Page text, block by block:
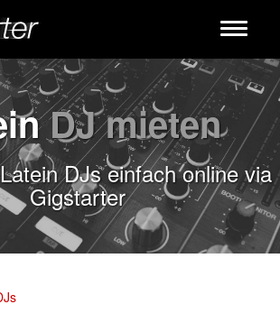
Toggle
DJ mieten
DJs einfach online via
Gigstarter